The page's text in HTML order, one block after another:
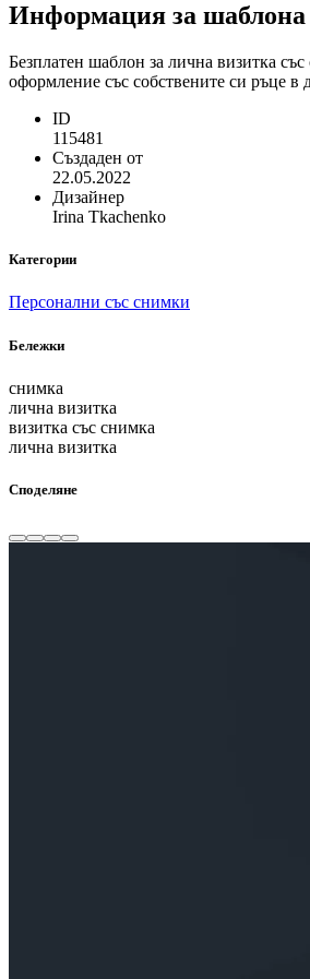
Информация за шаблона
Безплатен шаблон за лична визитка
оформление със собствените си ръце в
ID
115481
Създаден от
22.05.2022
Дизайнер
Irina Tkachenko
Категории
Персонални със снимки
Бележки
снимка
лична визитка
визитка със снимка
лична визитка
Споделяне